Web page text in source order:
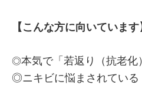
【こんな方に向いています
◎本気で「若返り（抗老化
◎ニキビに悩まされている